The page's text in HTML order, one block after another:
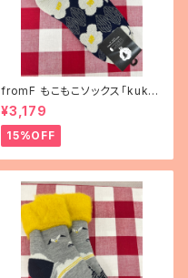
fromF もこもこソックス「kukka
puutarha（花畑）」
¥3,179
15%OFF